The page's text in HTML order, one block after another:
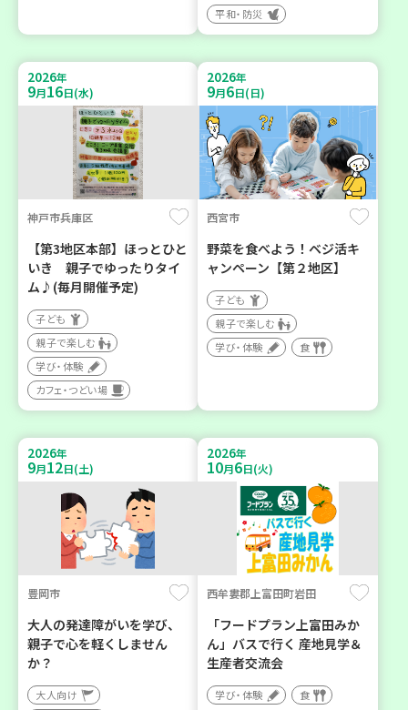
平和・防災
2026年
9月16日(水)
神戸市兵庫区
【第3地区本部】ほっとひと
いき 親子でゆったりタイ
ム♪(毎月開催予定)
子ども
親子で楽しむ
学び・体験
カフェ・つどい場
2026年
9月6日(日)
西宮市
野菜を食べよう！ベジ活キ
ャンペーン【第２地区】
子ども
親子で楽しむ
学び・体験
食
2026年
9月12日(土)
豊岡市
大人の発達障がいを学び、
親子で心を軽くしません
か？
大人向け
2026年
10月6日(火)
西牟婁郡上富田町岩田
「フードプラン上富田みか
ん」バスで行く 産地見学＆
生産者交流会
学び・体験 食